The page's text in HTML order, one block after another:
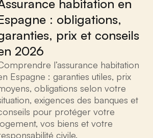
habitation en
: obligations,
prix et conseils
2026
l’assurance habitation
Espagne : garanties utiles, prix
obligations selon votre
exigences des banques et
pour protéger votre
vos biens et votre
civile.